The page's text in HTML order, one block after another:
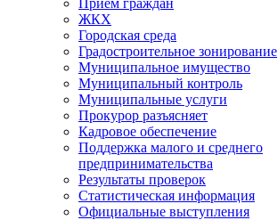
Прием граждан
ЖКХ
Городская среда
Градостроительное зонирование
Муниципальное имущество
Муниципальный контроль
Муниципальные услуги
Прокурор разъясняет
Кадровое обеспечение
Поддержка малого и среднего
предпринимательства
Результаты проверок
Статистическая информация
Официальные выступления